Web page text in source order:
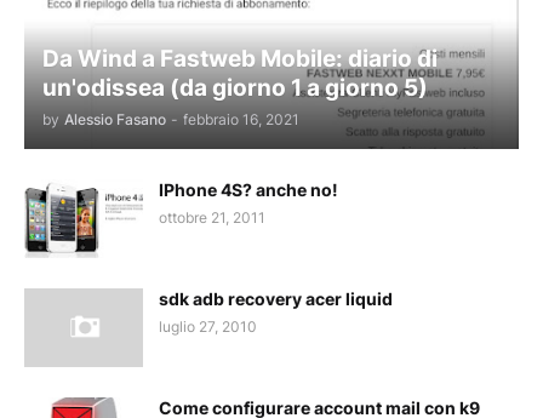
Da Wind a Fastweb Mobile: diario di
un'odissea (da giorno 1 a giorno 5)
by Alessio Fasano - febbraio 16, 2021
IPhone 4S? anche no!
ottobre 21, 2011
sdk adb recovery acer liquid
luglio 27, 2010
Come configurare account mail con k9